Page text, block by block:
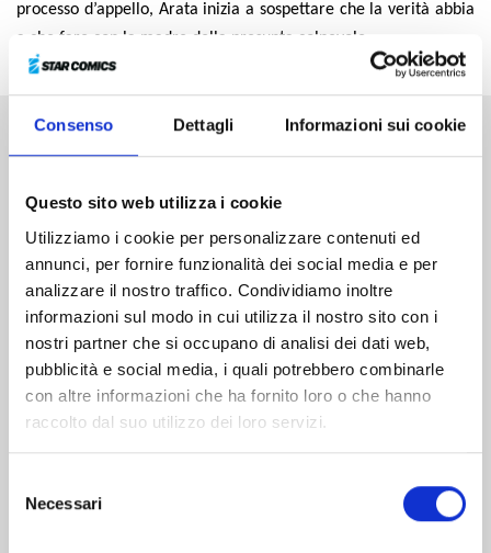
Consenso Dettagli Informazioni sui cookie
Questo sito web utilizza i cookie
Utilizziamo i cookie per personalizzare contenuti ed
annunci, per fornire funzionalità dei social media e per
analizzare il nostro traffico. Condividiamo inoltre
informazioni sul modo in cui utilizza il nostro sito con i
nostri partner che si occupano di analisi dei dati web,
pubblicità e social media, i quali potrebbero combinarle
con altre informazioni che ha fornito loro o che hanno
raccolto dal suo utilizzo dei loro servizi.
delNecessari
processo d’appello, Arata inizia a sospettare che la verità abbia
a che fare con la madre della presunta colpevole…
Altri volumi della serie